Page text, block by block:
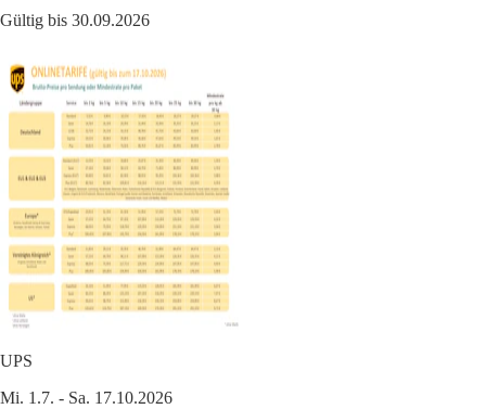
Gültig bis 30.09.2026
UPS
Mi. 1.7. - Sa. 17.10.2026